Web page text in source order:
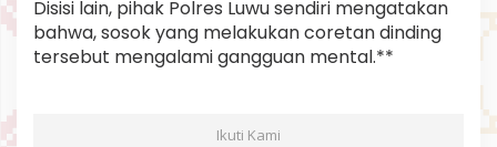
Disisi lain, pihak Polres Luwu sendiri mengatakan
bahwa, sosok yang melakukan coretan dinding
tersebut mengalami gangguan mental.**
Ikuti Kami